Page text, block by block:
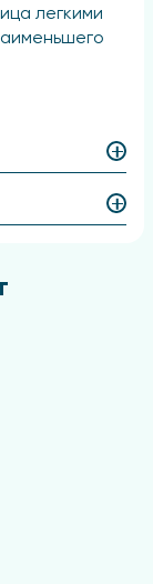
легкими